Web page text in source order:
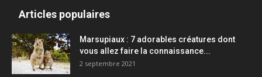
Articles populaires
Marsupiaux : 7 adorables créatures dont
vous allez faire la connaissance...
2 septembre 2021